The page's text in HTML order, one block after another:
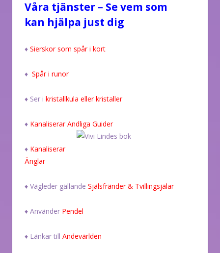
Våra tjänster – Se vem som
kan hjälpa just dig
♦ Sierskor som spår i kort
♦ Spår i runor
♦ Ser i kristallkula eller kristaller
♦ Kanaliserar Andliga Guider
♦ Kanaliserar
Änglar
♦ Vägleder gällande Själsfränder & Tvillingsjälar
♦ Använder Pendel
♦ Länkar till Andevärlden